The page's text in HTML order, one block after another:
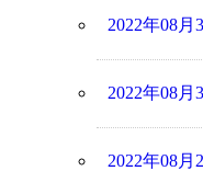
2022年08月
2022年08月
2022年08月